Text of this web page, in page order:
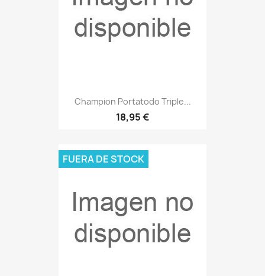
Champion Portatodo Triple...
18,95 €
FUERA DE STOCK